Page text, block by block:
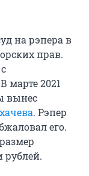
на рэпера в
прав.
с
марте 2021
вынес
. Рэпер
его.
размер
рублей.